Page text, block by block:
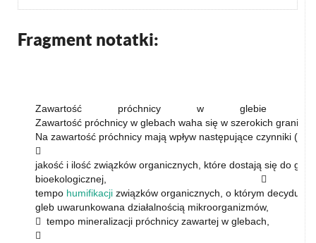
Fragment notatki:
Zawartość próchnicy w glebie
Zawartość próchnicy w glebach waha się w szerokich
Na zawartość próchnicy mają wpływ następujące czynniki

jakość i ilość związków organicznych, które dostają się do
bioekologicznej, 
tempo humifikacji związków organicznych, o którym decyduje
gleb uwarunkowana działalnością mikroorganizmów,
 tempo mineralizacji próchnicy zawartej w glebach,
